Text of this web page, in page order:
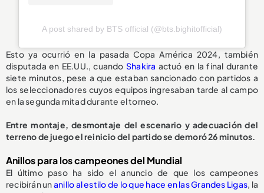
A post shared by BTS official (@bts.bighitofficial)
Esto ya ocurrió en la pasada Copa América 2024, también
disputada en EE.UU., cuando Shakira actuó en la final durante
siete minutos, pese a que estaban sancionado con partidos a
los seleccionadores cuyos equipos ingresaban tarde al campo
en la segunda mitad durante el torneo.
Entre montaje, desmontaje del escenario y adecuación del
terreno de juego el reinicio del partido se demoró 26 minutos.
Anillos para los campeones del Mundial
El último paso ha sido el anuncio de que los campeones
recibirán unanillo al estilo de lo que hace en las Grandes Ligas, la